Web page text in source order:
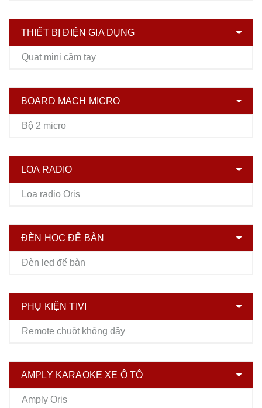
THIẾT BỊ ĐIỆN GIA DỤNG
Quạt mini cầm tay
BOARD MẠCH MICRO
Bộ 2 micro
LOA RADIO
Loa radio Oris
ĐÈN HỌC ĐỂ BÀN
Đèn led để bàn
PHỤ KIỆN TIVI
Remote chuột không dây
AMPLY KARAOKE XE Ô TÔ
Amply Oris